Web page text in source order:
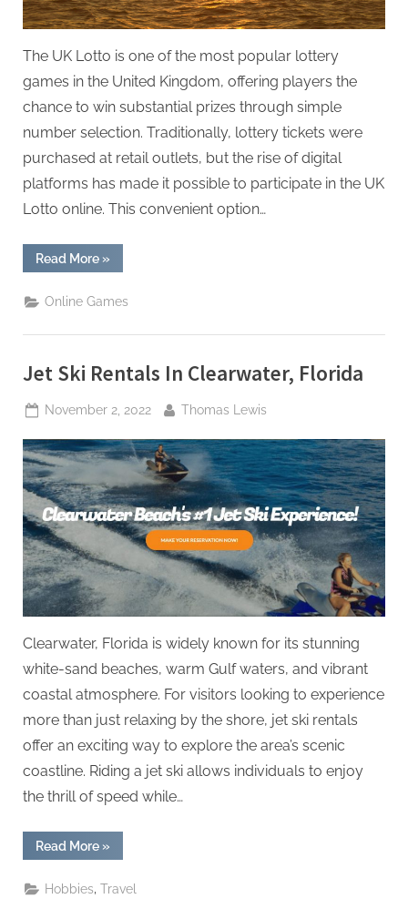
The UK Lotto is one of the most popular lottery
games in the United Kingdom, offering players the
chance to win substantial prizes through simple
number selection. Traditionally, lottery tickets were
purchased at retail outlets, but the rise of digital
platforms has made it possible to participate in the UK
Lotto online. This convenient option…
Read More“Play
The
Lotto
Online”
»
Online Games
Jet Ski Rentals In Clearwater, Florida
Posted
November 2, 2022 By
Thomas Lewis
Clearwater, Florida is widely known for its stunning
white-sand beaches, warm Gulf waters, and vibrant
coastal atmosphere. For visitors looking to experience
more than just relaxing by the shore, jet ski rentals
offer an exciting way to explore the area’s scenic
coastline. Riding a jet ski allows individuals to enjoy
the thrill of speed while…
Read More“Jet
Ski
In
Clearwater,
»
Hobbies ,Travel